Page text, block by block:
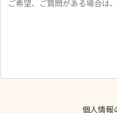
だ
個人情報